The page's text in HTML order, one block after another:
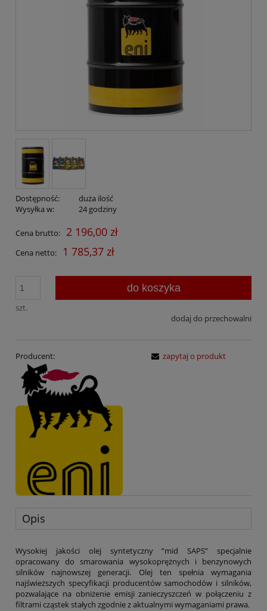
Dostępność:
duża ilość
Wysyłka w:
24 godziny
Cena brutto: 2 196,00 zł
Cena netto: 1 785,37 zł
szt.
do koszyka
dodaj do przechowalni
Producent: zapytaj o produkt
Opis
Wysokiej jakości olej syntetyczny ”mid SAPS” specjalnie
opracowany do smarowania wysokoprężnych i benzynowych
silników najnowszej generacji. Olej ten spełnia wymagania
najświeższych specyfikacji producentów samochodów i silników,
pozwalające na obniżenie emisji zanieczyszczeń w połączeniu z
filtrami cząstek stałych zgodnie z aktualnymi wymaganiami prawa.